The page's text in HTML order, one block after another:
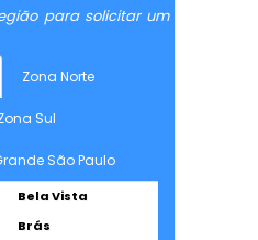
para solicitar um
Zona Norte
Sul
São Paulo
Bela Vista
Brás